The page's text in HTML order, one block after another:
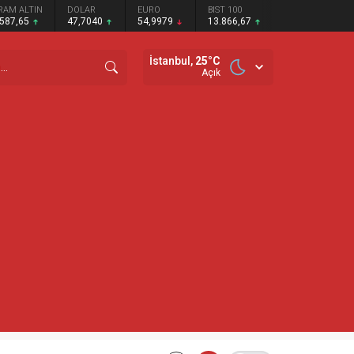
ALTIN DOLAR
47,7040
EURO
54,9979
BIST 100
13.866,67
İstanbul, 25°C
Açık